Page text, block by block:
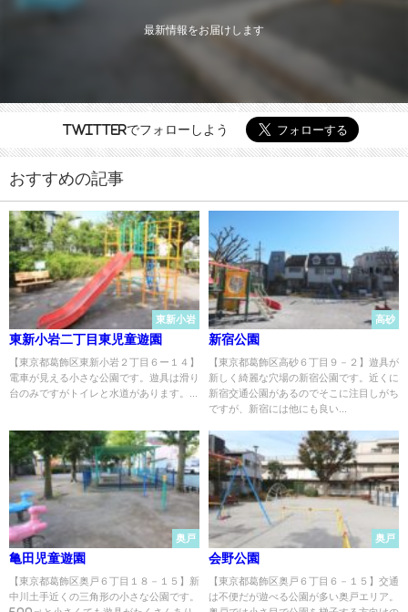
最新情報をお届けします
Twitterでフォローしよう
おすすめの記事
東新小岩
東新小岩二丁目東児童遊園
【東京都葛飾区東新小岩２丁目６ー１４】
電車が見える小さな公園です。遊具は滑り
台のみですがトイレと水道があります。...
高砂
新宿公園
【東京都葛飾区高砂６丁目９－２】遊具が
新しく綺麗な穴場の新宿公園です。近くに
新宿交通公園があるのでそこに注目しがち
ですが、新宿には他にも良い...
奥戸
亀田児童遊園
【東京都葛飾区奥戸６丁目１８－１５】新
中川土手近くの三角形の小さな公園です。
奥戸
会野公園
【東京都葛飾区奥戸６丁目６－１５】交通
は不便だが遊べる公園が多い奥戸エリア。